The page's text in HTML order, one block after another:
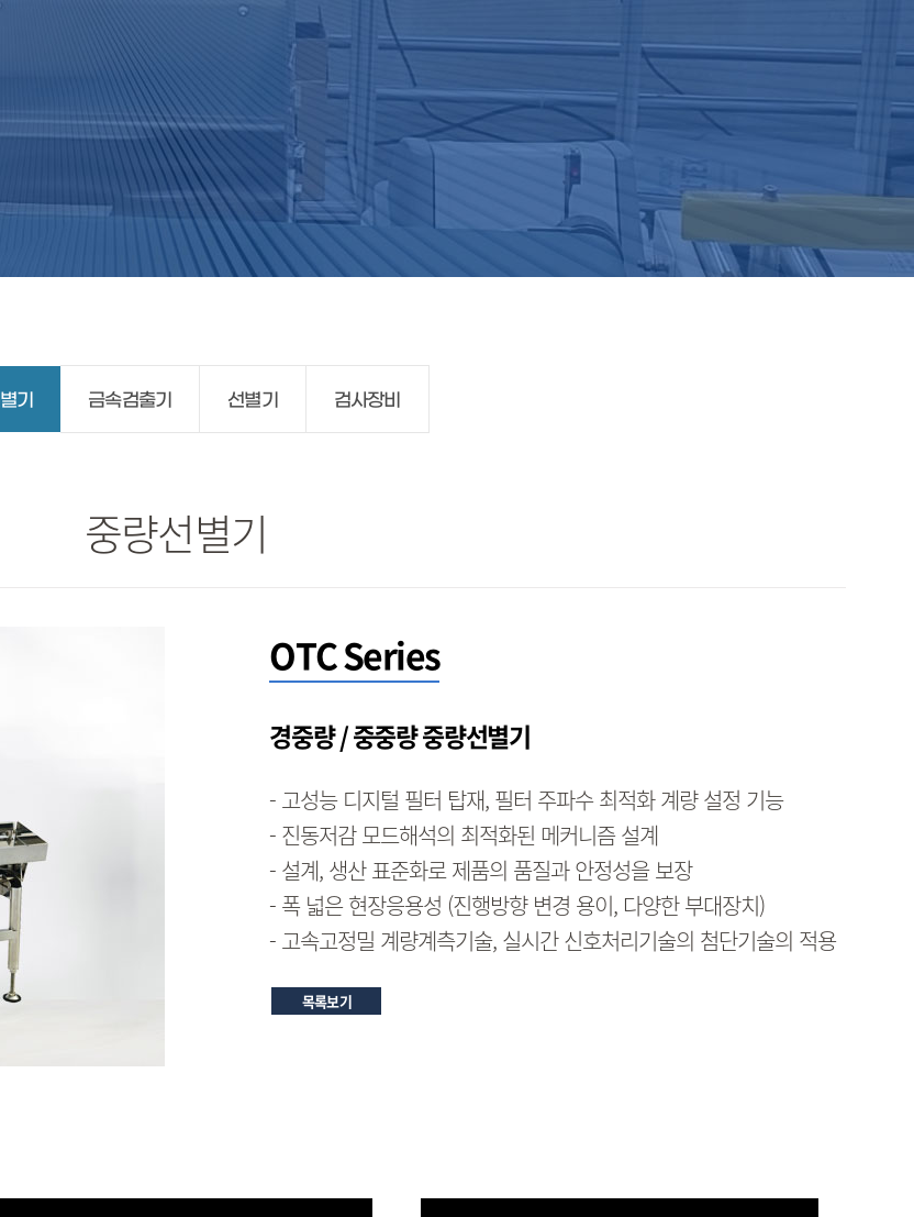
기 금속검출기 선별기 검사장비
중량선별기
OTC Series
경중량 / 중중량 중량선별기
- 고성능 디지털 필터 탑재, 필터 주파수 최적화 계량 설정 기능
- 진동저감 모드해석의 최적화된 메커니즘 설계
- 설계, 생산 표준화로 제품의 품질과 안정성을 보장
- 폭 넓은 현장응용성 (진행방향 변경 용이, 다양한 부대장치)
- 고속고정밀 계량계측기술, 실시간 신호처리기술의 첨단기술의 적용
목록보기